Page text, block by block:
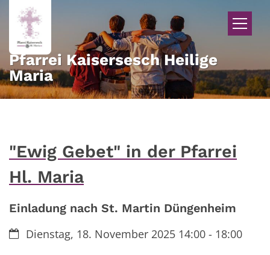
Zum Inhalt springen
Pfarrei Kaisersesch Heilige
Maria
"Ewig Gebet" in der Pfarrei
Hl. Maria
Einladung nach St. Martin Düngenheim
Datum:Dienstag, 18. November 2025 14:00 - 18:00